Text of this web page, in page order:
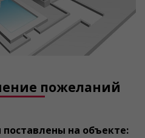
пожеланий
на объекте: